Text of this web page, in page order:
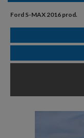
Ford S-MAX 2016 prod.